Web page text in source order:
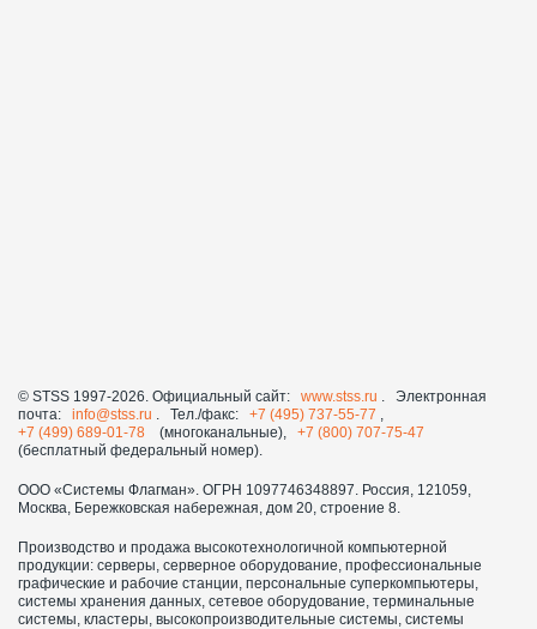
© STSS 1997-2026. Официальный сайт: www.stss.ru
. Электронная
почта: info@stss.ru . Тел./факс: +7 (495) 737-55-77
+7 (499) 689-01-78
(многоканальные), +7 (800) 707-75-47
(бесплатный федеральный номер).
ООО «Системы Флагман». ОГРН 1097746348897. Россия, 121059,
Москва, Бережковская набережная, дом 20, строение 8.
Производство и продажа высокотехнологичной компьютерной
продукции: серверы, серверное оборудование, профессиональные
графические и рабочие станции, персональные суперкомпьютеры,
системы хранения данных, сетевое оборудование, терминальные
системы, кластеры, высокопроизводительные системы, системы